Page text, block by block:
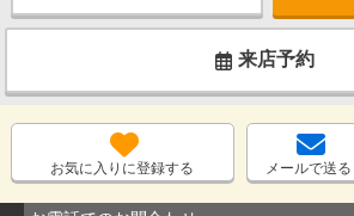
来店予約
お気に入りに登録する メールで送る